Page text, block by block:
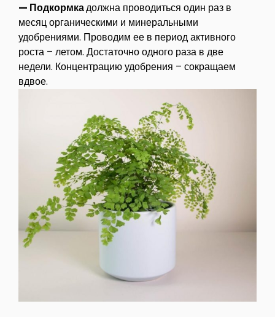
— Подкормкадолжна проводиться один раз в
месяц органическими и минеральными
удобрениями. Проводим ее в период активного
роста – летом. Достаточно одного раза в две
недели. Концентрацию удобрения – сокращаем
вдвое.